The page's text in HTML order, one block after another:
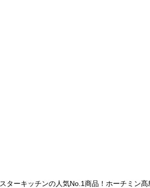
スターキッチンの人気No.1商品！ホーチミン